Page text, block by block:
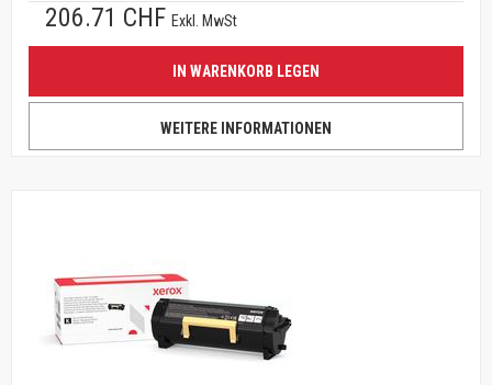
206.71 CHF Exkl. MwSt
IN WARENKORB LEGEN
WEITERE INFORMATIONEN